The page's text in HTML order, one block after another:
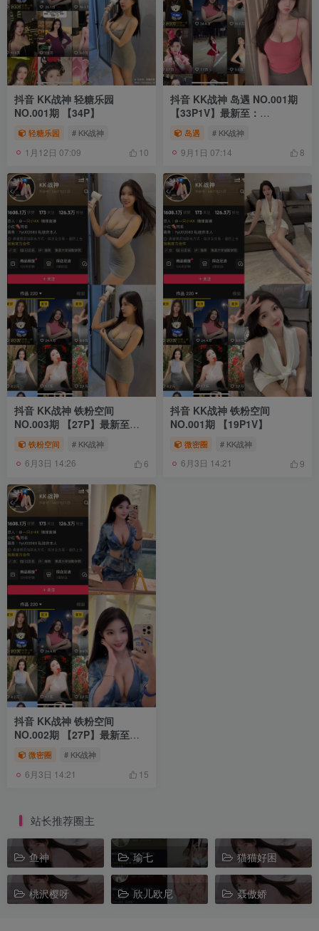
抖音 KK战神 轻糖乐园
NO.001期 【34P】
轻糖乐园 # KK战神
1月12日 07:09 10
抖音 KK战神 岛遇 NO.001期
【33P1V】最新至：
岛遇 # KK战神
9月1日 07:14 8
抖音 KK战神 铁粉空间
NO.003期 【27P】最新至：
铁粉空间 # KK战神
6月3日 14:26 6
抖音 KK战神 铁粉空间
NO.001期 【19P1V】
微密圈 # KK战神
6月3日 14:21 9
抖音 KK战神 铁粉空间
NO.002期 【27P】最新至：
2025.4.18
微密圈 # KK战神
6月3日 14:21 15
站长推荐圈主
鱼神 瑜七 猫猫好困
桃沢樱呀 欣儿欧尼 聂傲娇